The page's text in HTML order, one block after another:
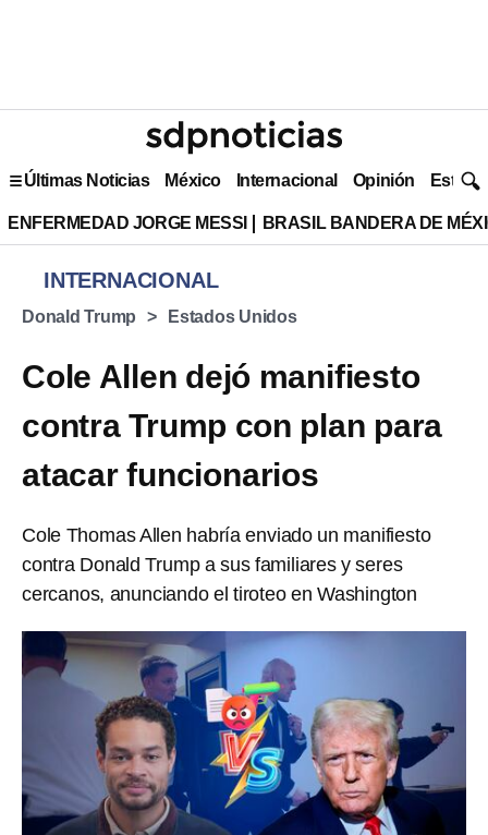
Últimas Noticias México Internacional Opinión Estilo
ENFERMEDAD JORGE MESSI BRASIL BANDERA DE
INTERNACIONAL
Donald Trump Estados Unidos
Cole Allen dejó manifiesto
contra Trump con plan para
atacar funcionarios
Cole Thomas Allen habría enviado un manifiesto
contra Donald Trump a sus familiares y seres
cercanos, anunciando el tiroteo en Washington